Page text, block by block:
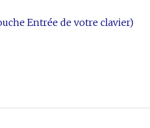
Entrée de votre clavier)